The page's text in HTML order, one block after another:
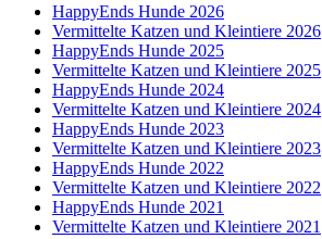
HappyEnds Hunde 2026
Vermittelte Katzen und Kleintiere 2026
HappyEnds Hunde 2025
Vermittelte Katzen und Kleintiere 2025
HappyEnds Hunde 2024
Vermittelte Katzen und Kleintiere 2024
HappyEnds Hunde 2023
Vermittelte Katzen und Kleintiere 2023
HappyEnds Hunde 2022
Vermittelte Katzen und Kleintiere 2022
HappyEnds Hunde 2021
Vermittelte Katzen und Kleintiere 2021